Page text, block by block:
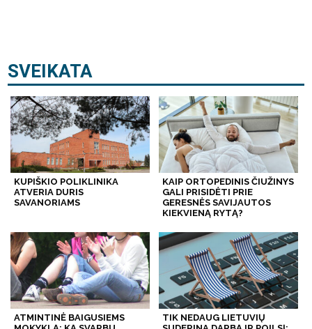
SVEIKATA
KUPIŠKIO POLIKLINIKA
ATVERIA DURIS
SAVANORIAMS
KAIP ORTOPEDINIS ČIUŽINYS
GALI PRISIDĖTI PRIE
GERESNĖS SAVIJAUTOS
KIEKVIENĄ RYTĄ?
ATMINTINĖ BAIGUSIEMS
TIK NEDAUG LIETUVIŲ